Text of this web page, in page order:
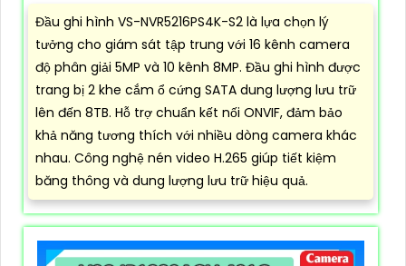
Đầu ghi hình VS-NVR5216PS4K-S2 là lựa chọn lý
tưởng cho giám sát tập trung với 16 kênh camera
độ phân giải 5MP và 10 kênh 8MP. Đầu ghi hình được
trang bị 2 khe cắm ổ cứng SATA dung lượng lưu trữ
lên đến 8TB. Hỗ trợ chuẩn kết nối ONVIF, đảm bảo
khả năng tương thích với nhiều dòng camera khác
nhau. Công nghệ nén video H.265 giúp tiết kiệm
băng thông và dung lượng lưu trữ hiệu quả.